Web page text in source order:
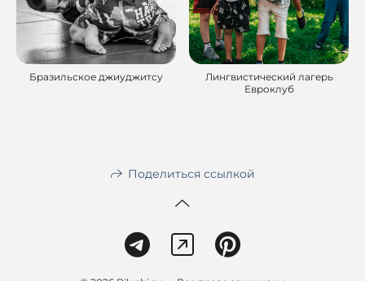
Бразильское джиуджитсу
Лингвистический лагерь
Евроклуб
Поделиться ссылкой